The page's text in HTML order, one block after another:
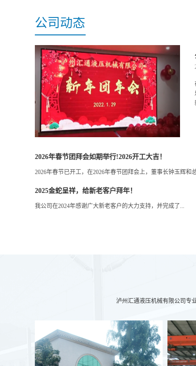
公司动态
2026年春节团拜会如期举行!2026开工大吉！
2026年春节已开工，在2026年春节团拜会上，董事长钟玉辉
2025金蛇呈祥，给新老客户拜年！
我公司在2024年感谢广大新老客户的大力支持，并完成了...
泸州汇通液压机械有限公司专